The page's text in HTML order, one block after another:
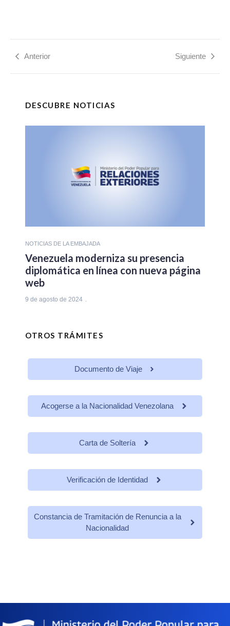
Anterior Siguiente
DESCUBRE NOTICIAS
NOTICIAS DE LA EMBAJADA
Venezuela moderniza su presencia
diplomática en línea con nueva página
web
9 de agosto de 2024
OTROS TRÁMITES
Documento de Viaje
Acogerse a la Nacionalidad Venezolana
Carta de Soltería
Verificación de Identidad
Constancia de Tramitación de Renuncia a la
Nacionalidad